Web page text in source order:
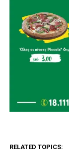
RELATED TOPICS: